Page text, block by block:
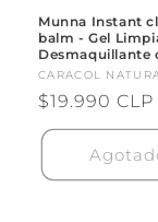
Munna Instant
balm - Gel
Desmaquillante
Proveedor:
CARACOL
Precio
habitual
$19.990 CLP